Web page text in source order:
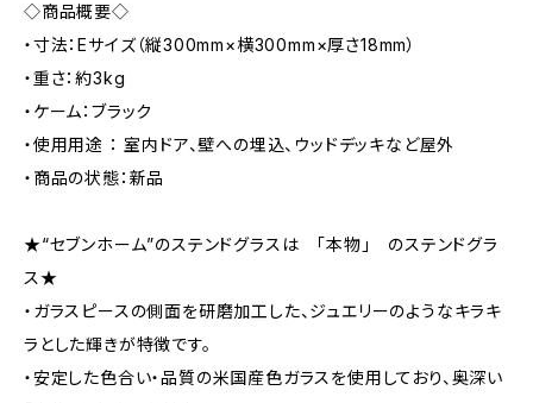
◇商品概要◇
・寸法：Eサイズ（縦300mm×横300mm×厚さ18mm）
・重さ：約3kg
・ケーム：ブラック
・使用用途 ： 室内ドア、壁への埋込、ウッドデッキなど屋外
・商品の状態：新品
★“セブンホーム”のステンドグラスは 「本物」 のステンドグラ
ス★
・ガラスピースの側面を研磨加工した、ジュエリーのようなキラキ
ラとした輝きが特徴です。
・安定した色合い・品質の米国産色ガラスを使用しており、奥深い